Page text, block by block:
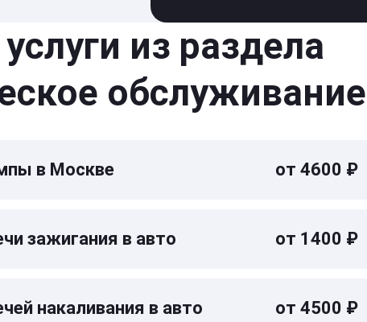
из раздела
обслуживание
в Москве от 4600 ₽
зажигания в авто от 1400 ₽
накаливания в авто от 4500 ₽